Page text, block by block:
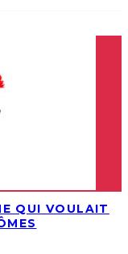
QUI VOULAIT